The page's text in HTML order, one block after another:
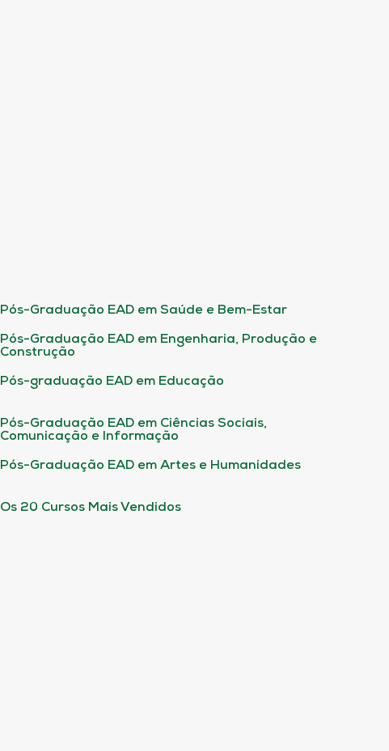
Pós-Graduação EAD em Saúde e Bem-Estar
Pós-Graduação EAD em Engenharia, Produção e
Construção
Pós-graduação EAD em Educação
Pós-Graduação EAD em Ciências Sociais,
Comunicação e Informação
Pós-Graduação EAD em Artes e Humanidades
Os 20 Cursos Mais Vendidos